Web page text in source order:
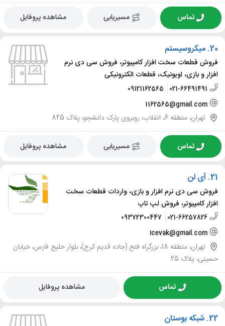
تماس مسیریابی مشاهده پروفایل
20. میکروسیستم
فروش قطعات سخت افزار کامپیوتر، فروش سی دی نرم
افزار و بازی، اویونیک، قطعات الکترونیکی
021-66491491
09121162565
1162565@gmail.com
تهران، منطقه 6، انقلاب، روبروی پارک دانشجو، پلاک 825
تماس مسیریابی مشاهده پروفایل
21. آی لن
فروش سی دی نرم افزار و بازی، واردات قطعات سخت
افزار کامپیوتر، فروش لپ تاپ
021-66257826
09372300447
icevak@gmail.com
تهران، منطقه 18، بزرگراه فتح (جاده قدیم کرج)، بلوار خلیج فارس، خیابان
حسینی، پلاک 25
تماس مشاهده پروفایل
22. شبکه بوستان